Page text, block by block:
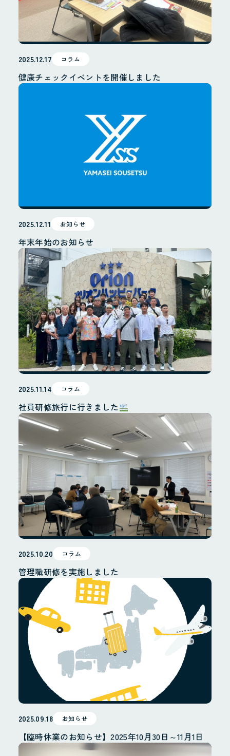
ホーム
お知らせ
Instagram
会社概要
地域貢献・SDGs
業務案内
2025.12.17 コラム
健康チェックイベントを開催しました
2025.12.11 お知らせ
年末年始のお知らせ
2025.11.14 コラム
社員研修旅行に行きました
2025.10.20 コラム
管理職研修を実施しました
2025.09.18 お知らせ
【臨時休業のお知らせ】2025年10月30日～11月1日